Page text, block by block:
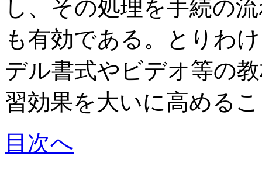
し、その処理を手続の
も有効である。とりわ
デル書式やビデオ等の
習効果を大いに高める
目次へ